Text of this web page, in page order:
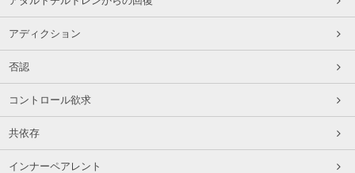
アディクション
否認
コントロール欲求
共依存
インナーペアレント